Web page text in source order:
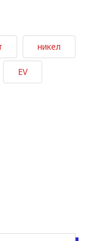
никел
EV